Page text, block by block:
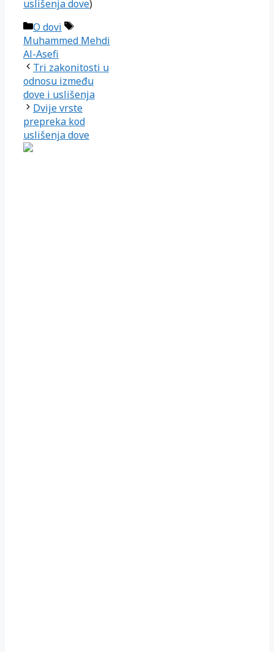
uslišenja dove)
Kategorije
O dovi
Oznake
Muhammed Mehdi
Al-Asefi
Tri zakonitosti u
odnosu između
dove i uslišenja
Dvije vrste
prepreka kod
uslišenja dove